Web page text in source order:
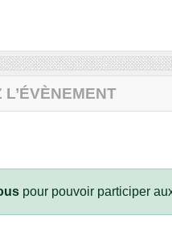
pour pouvoir participer